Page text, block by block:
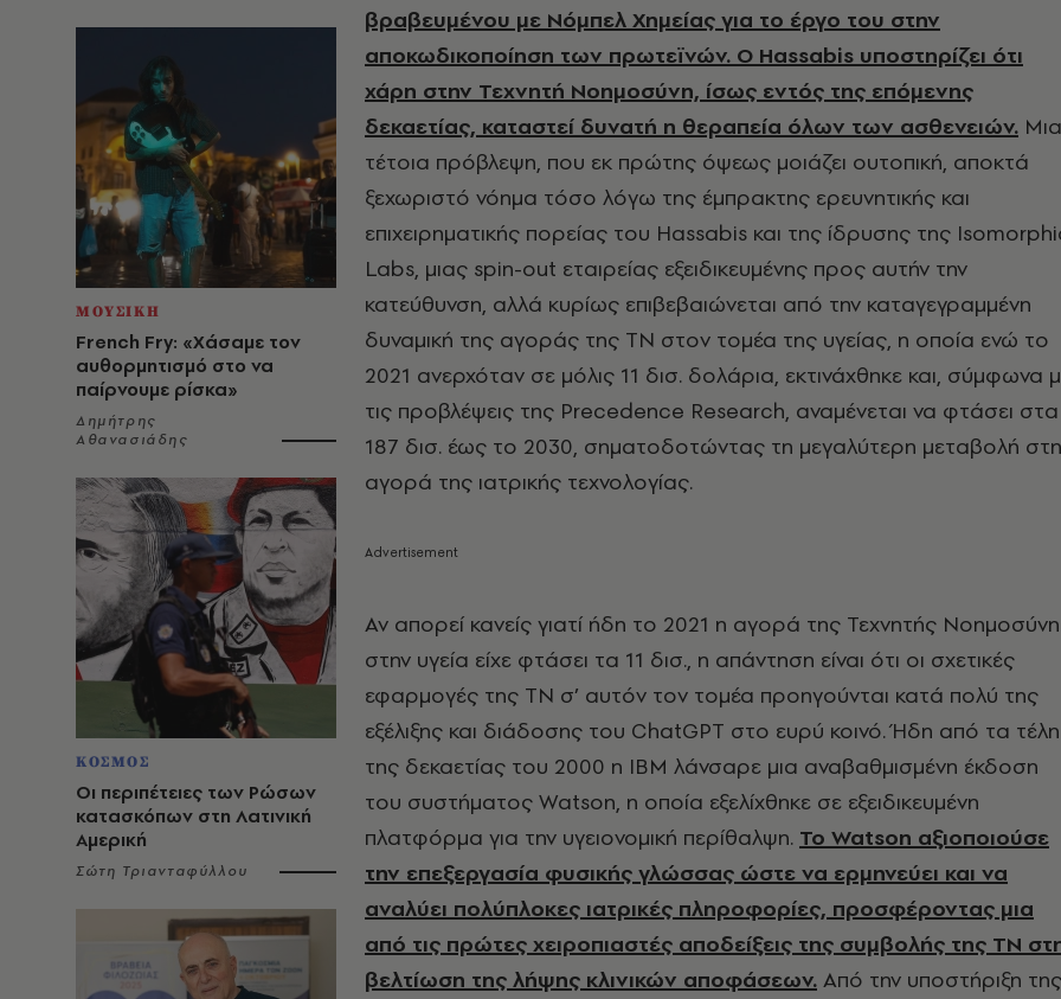
ΜΟΥΣΙΚΗ
French Fry: «Χάσαμε τον
αυθορμητισμό στο να
παίρνουμε ρίσκα»
Δημήτρης
Αθανασιάδης
ΚΟΣΜΟΣ
Οι περιπέτειες των Ρώσων
κατασκόπων στη Λατινική
Αμερική
Σώτη Τριανταφύλλου
βραβευμένου με Νόμπελ Χημείας για το έργο του στην
αποκωδικοποίηση των πρωτεϊνών. Ο Hassabis υποστηρίζει ότι
χάρη στην Τεχνητή Νοημοσύνη, ίσως εντός της επόμενης
δεκαετίας, καταστεί δυνατή η θεραπεία όλων των ασθενειών. Μια
τέτοια πρόβλεψη, που εκ πρώτης όψεως μοιάζει ουτοπική, αποκτά
ξεχωριστό νόημα τόσο λόγω της έμπρακτης ερευνητικής και
επιχειρηματικής πορείας του Hassabis και της ίδρυσης της
Labs, μιας spin-out εταιρείας εξειδικευμένης προς αυτήν την
κατεύθυνση, αλλά κυρίως επιβεβαιώνεται από την καταγεγραμμένη
δυναμική της αγοράς της ΤΝ στον τομέα της υγείας, η οποία ενώ το
2021 ανερχόταν σε μόλις 11 δισ. δολάρια, εκτινάχθηκε και, σύμφωνα
τις προβλέψεις της Precedence Research, αναμένεται να φτάσει στα
187 δισ. έως το 2030, σηματοδοτώντας τη μεγαλύτερη μεταβολή
αγορά της ιατρικής τεχνολογίας.
Αν απορεί κανείς γιατί ήδη το 2021 η αγορά της Τεχνητής
στην υγεία είχε φτάσει τα 11 δισ., η απάντηση είναι ότι οι σχετικές
εφαρμογές της ΤΝ σ’ αυτόν τον τομέα προηγούνται κατά πολύ της
εξέλιξης και διάδοσης του ChatGPT στο ευρύ κοινό. Ήδη από τα τέλη
της δεκαετίας του 2000 η IBM λάνσαρε μια αναβαθμισμένη έκδοση
του συστήματος Watson, η οποία εξελίχθηκε σε εξειδικευμένη
πλατφόρμα για την υγειονομική περίθαλψη. Το Watson αξιοποιούσε
την επεξεργασία φυσικής γλώσσας ώστε να ερμηνεύει και να
αναλύει πολύπλοκες ιατρικές πληροφορίες, προσφέροντας μια
από τις πρώτες χειροπιαστές αποδείξεις της συμβολής της ΤΝ
βελτίωση της λήψης κλινικών αποφάσεων. Από την υποστήριξη της